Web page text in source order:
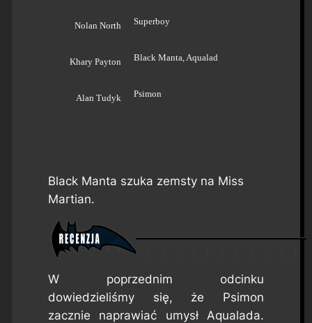
Nolan North
Khary Payton
Alan Tudyk
Superboy
Black Manta, Aqualad
Psimon
Black Manta szuka zemsty na Miss
Martian.
W poprzednim odcinku
dowiedzieliśmy się, że Psimon
zacznie naprawiać umysł Aqualada.